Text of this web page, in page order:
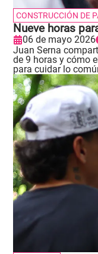
CONSTRUCCIÓN DE
Nueve horas
06 de mayo 2026
Juan Serna
de 9 horas y cómo
para cuidar lo